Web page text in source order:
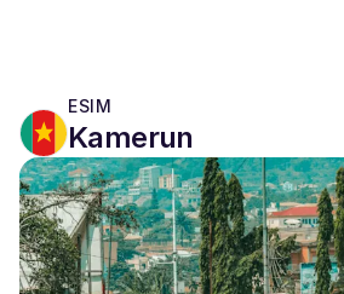
ESIM
Kamerun